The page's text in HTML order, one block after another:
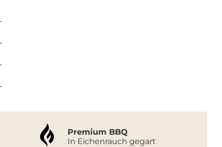
Premium BBQ
In Eichenrauch gegart